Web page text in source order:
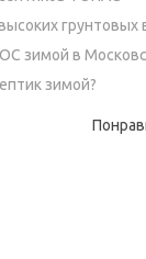
грунтовых
зимой в
зимой?